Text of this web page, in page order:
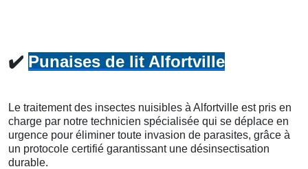
✔️ Punaises de lit Alfortville
Le traitement des insectes nuisibles à Alfortville est pris en
charge par notre technicien spécialisée qui se déplace en
urgence pour éliminer toute invasion de parasites, grâce à
un protocole certifié garantissant une désinsectisation
durable.